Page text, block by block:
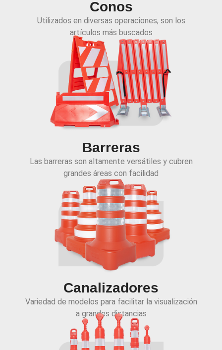
Conos
Utilizados en diversas operaciones, son los
artículos más buscados
Barreras
Las barreras son altamente versátiles y cubren
grandes áreas con facilidad
Canalizadores
Variedad de modelos para facilitar la visualización
a grandes distancias